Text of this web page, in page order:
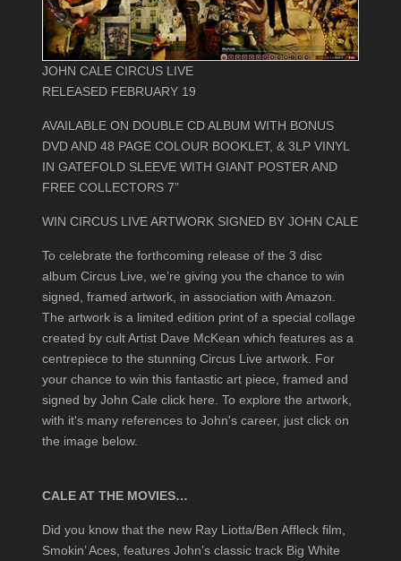
JOHN CALE CIRCUS LIVE
RELEASED FEBRUARY 19
AVAILABLE ON DOUBLE CD ALBUM WITH BONUS
DVD AND 48 PAGE COLOUR BOOKLET, & 3LP VINYL
IN GATEFOLD SLEEVE WITH GIANT POSTER AND
FREE COLLECTORS 7”
WIN CIRCUS LIVE ARTWORK SIGNED BY JOHN CALE
To celebrate the forthcoming release of the 3 disc
album Circus Live, we’re giving you the chance to win
signed, framed artwork, in association with Amazon.
The artwork is a limited edition print of a special collage
created by cult Artist Dave McKean which features as a
centrepiece to the stunning Circus Live artwork. For
your chance to win this fantastic art piece, framed and
signed by John Cale click here. To explore the artwork,
with it's many references to John's career, just click on
the image below.
CALE AT THE MOVIES…
Did you know that the new Ray Liotta/Ben Affleck film,
Smokin’ Aces, features John’s classic track Big White